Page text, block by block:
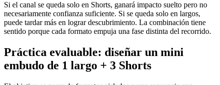
Si el canal se queda solo en Shorts, ganará impacto suelto pero no
necesariamente confianza suficiente. Si se queda solo en largos,
puede tardar más en lograr descubrimiento. La combinación tiene
sentido porque cada formato empuja una fase distinta del recorrido.
Práctica evaluable: diseñar un mini
embudo de 1 largo + 3 Shorts